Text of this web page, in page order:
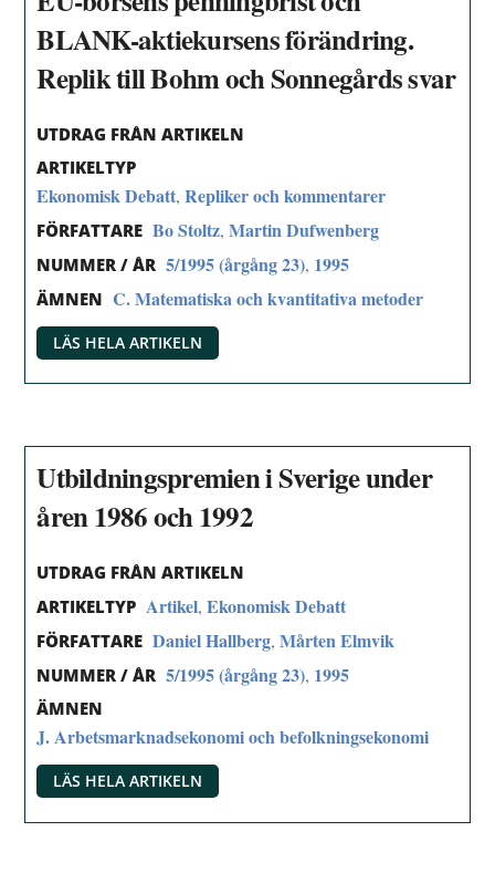
BLANK-aktiekursens förändring.
Replik till Bohm och Sonnegårds svar
UTDRAG FRÅN ARTIKELN
ARTIKELTYP
Ekonomisk Debatt,Repliker och kommentarer
FÖRFATTARE Bo Stoltz,Martin Dufwenberg
NUMMER / ÅR 5/1995 (årgång 23), 1995
ÄMNEN C. Matematiska och kvantitativa metoder
LÄS HELA ARTIKELN
Utbildningspremien i Sverige under
åren 1986 och 1992
UTDRAG FRÅN ARTIKELN
ARTIKELTYP Artikel,Ekonomisk Debatt
FÖRFATTARE Daniel Hallberg,Mårten Elmvik
NUMMER / ÅR 5/1995 (årgång 23), 1995
ÄMNEN
J. Arbetsmarknadsekonomi och befolkningsekonomi
LÄS HELA ARTIKELN